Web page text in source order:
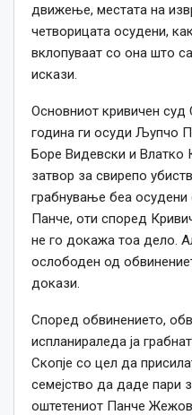
движење, местата на
четворицата осудени,
вклопуваат со она што
искази.
Основниот кривичен суд
година ги осуди Љупчо
Боре Видевски и
затвор за свирепо
грабнување беа
Панче, оти според
не го докажа тоа дело.
ослободен од
докази.
Според обвинението,
испланираледа ја
Скопје со цел да
семејство да даде пари
оштетениот Панче